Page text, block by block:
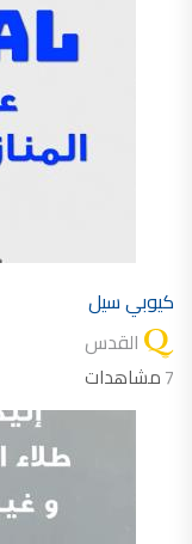
كيوبي سيل
القدس
7مشاهدات